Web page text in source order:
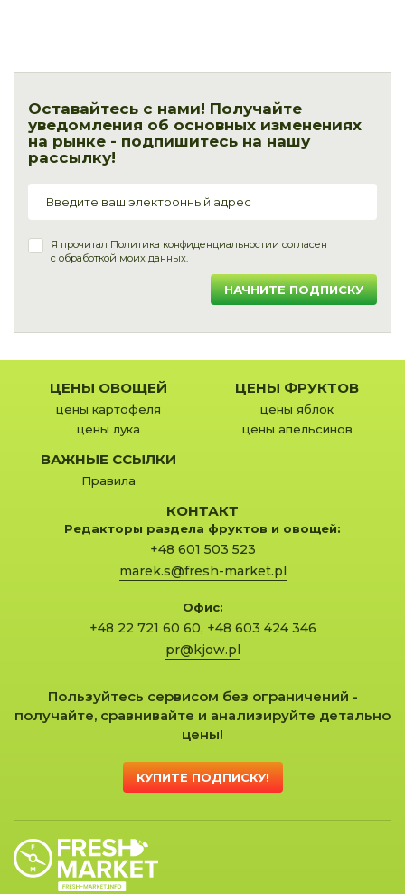
Оставайтесь с нами! Получайте
уведомления об основных изменениях
на рынке - подпишитесь на нашу
рассылку!
Я прочитал Политика конфиденциальностии согласен
с обработкой моих данных.
НАЧНИТЕ ПОДПИСКУ
ЦЕНЫ ОВОЩЕЙ
цены картофеля
цены лука
ЦЕНЫ ФРУКТОВ
цены яблок
цены апельсинов
ВАЖНЫЕ ССЫЛКИ
Правила
КОНТАКТ
Редакторы раздела фруктов и овощей:
+48 601 503 523
marek.s@fresh-market.pl
Офис:
+48 22 721 60 60, +48 603 424 346
pr@kjow.pl
Пользуйтесь сервисом без ограничений -
получайте, сравнивайте и анализируйте детально
цены!
КУПИТЕ ПОДПИСКУ!